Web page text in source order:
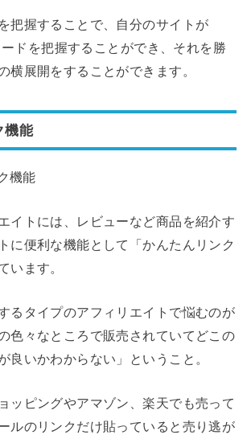
把握することで、自分のサイトが
ドを把握することができ、それを勝
横展開をすることができます。
機能
イトには、レビューなど商品を紹介す
に便利な機能として「かんたんリンク
います。
るタイプのアフィリエイトで悩むのが
色々なところで販売されていてどこの
良いかわからない」ということ。
ッピングやアマゾン、楽天でも売って
ルのリンクだけ貼っていると売り逃が